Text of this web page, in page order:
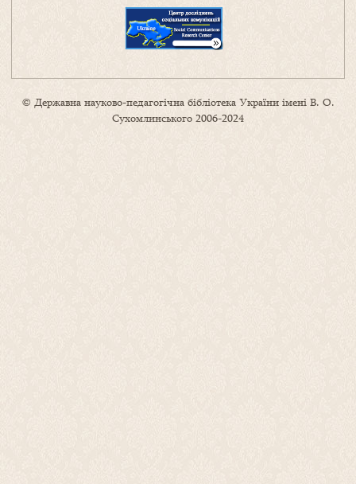
© Державна науково-педагогічна бібліотека України імені В. О.
Сухомлинського 2006-2024